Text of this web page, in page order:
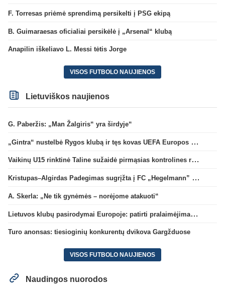
F. Torresas priėmė sprendimą persikelti į PSG ekipą
B. Guimaraesas oficialiai persikėlė į „Arsenal“ klubą
Anapilin iškeliavo L. Messi tėtis Jorge
VISOS FUTBOLO NAUJIENOS
Lietuviškos naujienos
G. Paberžis: „Man Žalgiris“ yra širdyje“
„Gintra“ nustelbė Rygos klubą ir tęs kovas UEFA Europos taurės atrankoje
Vaikinų U15 rinktinė Taline sužaidė pirmąsias kontrolines rungtynes
Kristupas–Algirdas Padegimas sugrįžta į FC „Hegelmann” B sudėtį
A. Skerla: „Ne tik gynėmės – norėjome atakuoti“
Lietuvos klubų pasirodymai Europoje: patirti pralaimėjimai Kroatijos atstovams
Turo anonsas: tiesioginių konkurentų dvikova Gargžduose
VISOS FUTBOLO NAUJIENOS
Naudingos nuorodos